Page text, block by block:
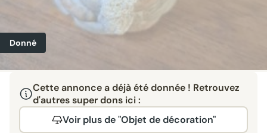
Donné
Cette annonce a déjà été donnée ! Retrouvez
d'autres super dons ici :
Voir plus de "Objet de décoration"